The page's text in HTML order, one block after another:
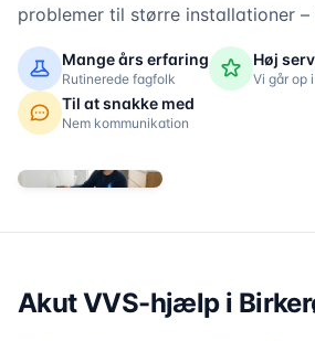
problemer til større installationer
Mange års erfaring
Rutinerede fagfolk
Høj
Vi går op
Til at snakke med
Nem kommunikation
Akut VVS-hjælp i